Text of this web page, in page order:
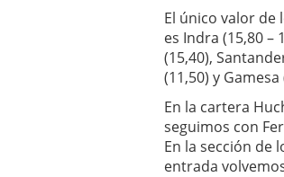
El único valor
es Indra (15,80 –
(15,40),
(11,50) y Gamesa
En la cartera
seguimos con
En la sección de
entrada